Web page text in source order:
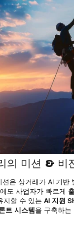
의 미션 & 비
은 상거래가 AI 기반
도 사업자가 빠르게
지할 수 있는 AI 지원
트 시스템 을 구축하는